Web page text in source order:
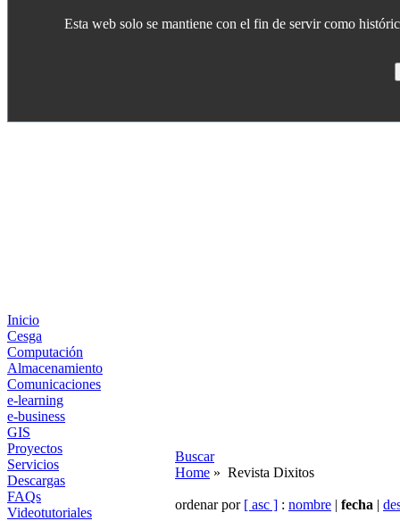
Esta web solo se mantiene con el fin de servir como
Inicio
Cesga
Computación
Almacenamiento
Comunicaciones
e-learning
e-business
GIS
Proyectos
Servicios
Descargas
FAQs
Videotutoriales
Buscar
Home » Revista Dixitos
ordenar por [ asc ] : nombre | fecha |